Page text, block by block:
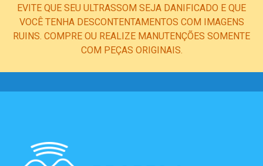
EVITE QUE SEU ULTRASSOM SEJA DANIFICADO E QUE
VOCÊ TENHA DESCONTENTAMENTOS COM IMAGENS
RUINS. COMPRE OU REALIZE MANUTENÇÕES SOMENTE
COM PEÇAS ORIGINAIS.